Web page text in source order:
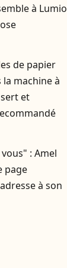
à Lumio
de papier
machine à
et
: Amel
page
à son